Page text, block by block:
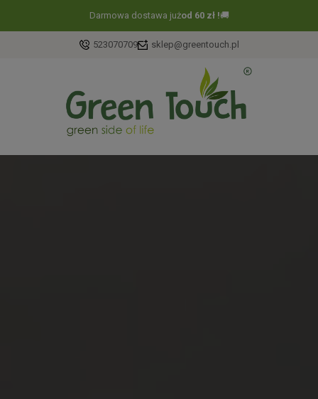
Darmowa dostawa jużod 60 zł !🚚
523070709 sklep@greentouch.pl